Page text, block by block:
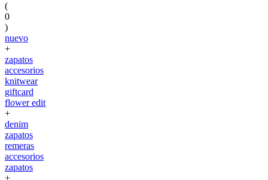
(
0
)
nuevo
+
zapatos
accesorios
knitwear
giftcard
flower edit
+
denim
zapatos
remeras
accesorios
zapatos
+